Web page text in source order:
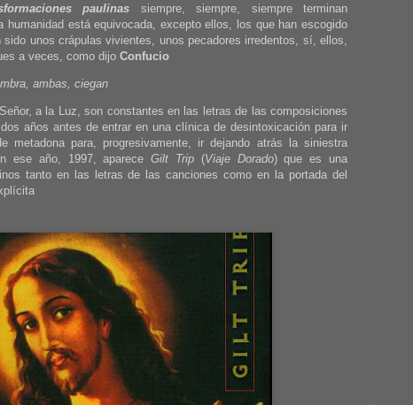
paulinas siempre, siempre, siempre terminan
humanidad está equivocada, excepto ellos, los que han escogido
unos crápulas vivientes, unos pecadores irredentos, sí, ellos,
a veces, como dijo Confucio
ambas, ciegan
a la Luz, son constantes en las letras de las composiciones
años antes de entrar en una clínica de desintoxicación para ir
metadona para, progresivamente, ir dejando atrás la siniestra
ese año, 1997, apareceGilt Trip(Viaje Dorado) que es una
tanto en las letras de las canciones como en la portada del